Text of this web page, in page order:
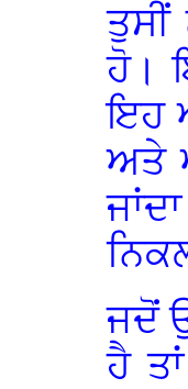
ਹੋ।
ਇਹ
ਅਤੇ
ਜਦੋਂ
ਹੈ